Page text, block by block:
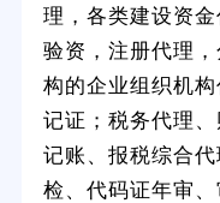
理，各类建设资
验资，注册代理
构的企业组织机
记证；税务代理
记账、报税综合
检、代码证年审